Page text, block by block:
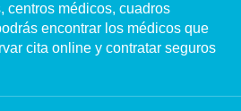
centros médicos, cuadros
encontrar los médicos que
cita online y contratar seguros